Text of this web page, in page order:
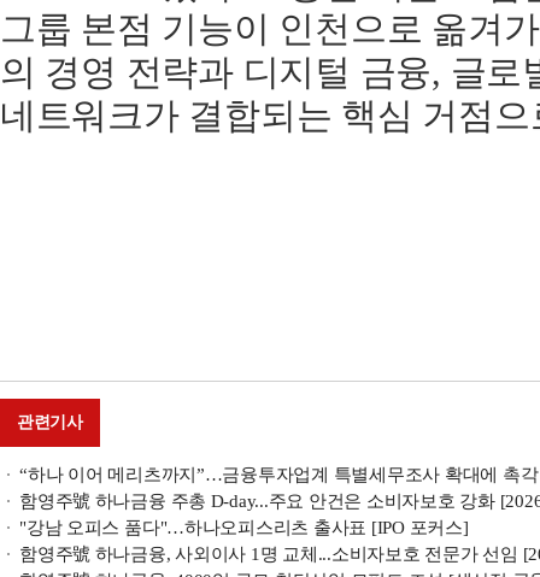
그룹 본점 기능이 인천으로 옮겨
의 경영 전략과 디지털 금융, 글로
네트워크가 결합되는 핵심 거점
관련기사
“하나 이어 메리츠까지”…금융투자업계 특별세무조사 확대에 촉각
함영주號 하나금융 주총 D-day...주요 안건은 소비자보호 강화
"강남 오피스 품다"…하나오피스리츠 출사표 [IPO 포커스]
함영주號 하나금융, 사외이사 1명 교체...소비자보호 전문가 선임